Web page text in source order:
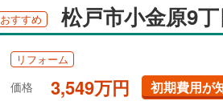
おすすめ 松戸市小金原9丁
リフォーム
価格 3,549万円 初期費用が